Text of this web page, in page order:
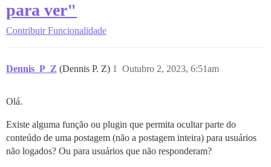
para ver"
Contribuir Funcionalidade
Dennis_P_Z (Dennis P. Z) Outubro 2, 2023, 6:51am
1
Olá.
Existe alguma função ou plugin que permita ocultar parte do
conteúdo de uma postagem (não a postagem inteira) para usuários
não logados? Ou para usuários que não responderam?